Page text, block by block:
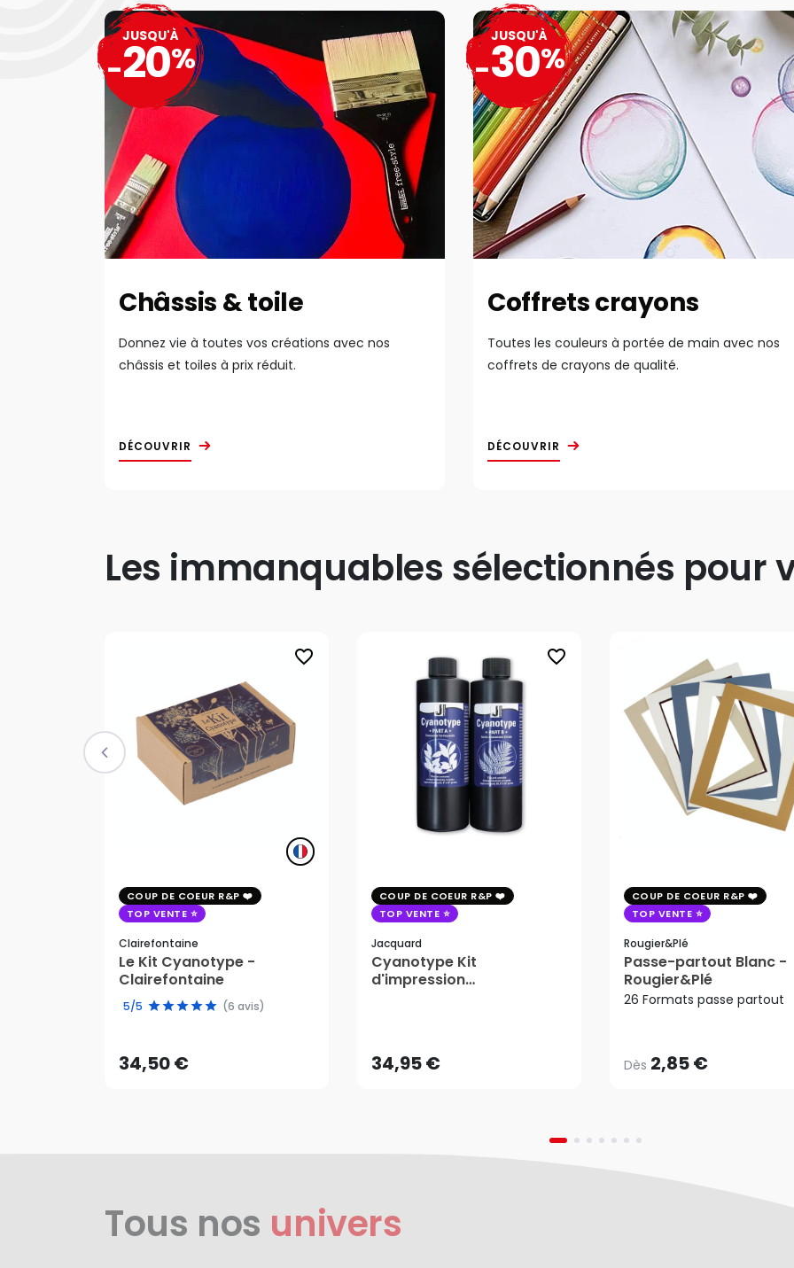
Châssis & toile
Donnez vie à toutes vos créations avec nos
châssis et toiles à prix réduit.
DÉCOUVRIR
JUSQU'À
-20%
Coffrets crayons
Toutes les couleurs à portée de main avec nos
coffrets de crayons de qualité.
DÉCOUVRIR
JUSQU'À
-30%
Les immanquables sélectionnés pour
favorite_border
COUP DE COEUR R&P
TOP VENTE
Clairefontaine
Le Kit Cyanotype -
Clairefontaine
5/5 (6 avis)
34,50 €
34,50 €
AJOUTER AU PANIER
favorite_border
COUP DE COEUR R&P
TOP VENTE
Jacquard
Cyanotype Kit
d'impression
34,95 €AJOUTER AU PANIER
COUP DE COEUR R&P
TOP VENTE
Rougier&plé
Passe-partout Blanc -
Rougier&Plé
26 Formats passe partout
Dès 2,85 €
Dès2,85 €
Tous nos univers